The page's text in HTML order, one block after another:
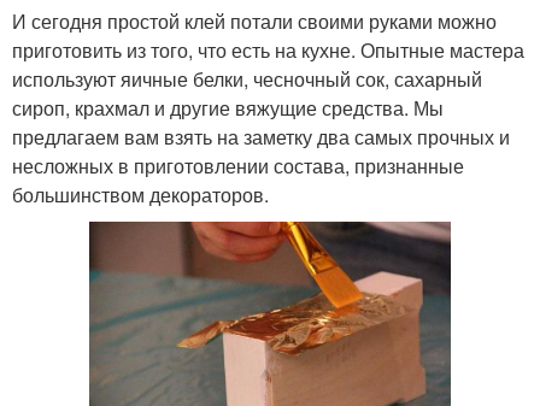
И сегодня простой клей потали своими руками можно
приготовить из того, что есть на кухне. Опытные мастера
используют яичные белки, чесночный сок, сахарный
сироп, крахмал и другие вяжущие средства. Мы
предлагаем вам взять на заметку два самых прочных и
несложных в приготовлении состава, признанные
большинством декораторов.